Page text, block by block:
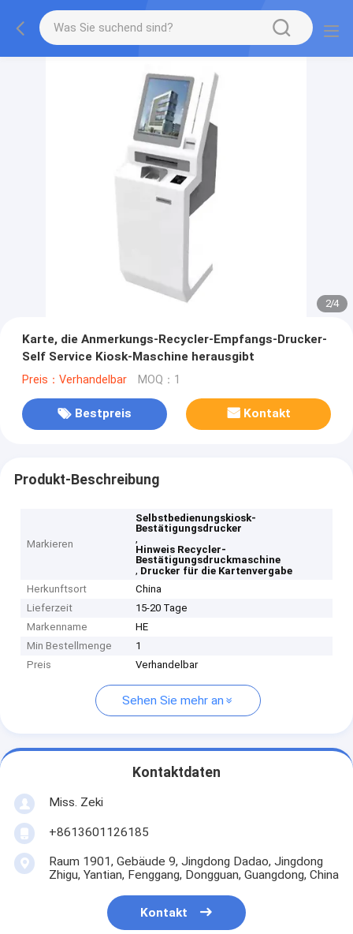
2/4
Karte, die Anmerkungs-Recycler-Empfangs-Drucker-
Self Service Kiosk-Maschine herausgibt
Preis：Verhandelbar MOQ：1
Bestpreis Kontakt
Produkt-Beschreibung
Markieren
Selbstbedienungskiosk-
Bestätigungsdrucker
,
Hinweis Recycler-
Bestätigungsdruckmaschine
, Drucker für die Kartenvergabe
Herkunftsort
China
Lieferzeit
15-20 Tage
Markenname
HE
Min Bestellmenge
1
Preis
Verhandelbar
Sehen Sie mehr an
Kontaktdaten
Miss. Zeki
+8613601126185
Raum 1901, Gebäude 9, Jingdong Dadao, Jingdong
Zhigu, Yantian, Fenggang, Dongguan, Guangdong, China
Kontakt